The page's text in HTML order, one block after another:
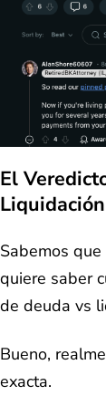
El
Sabemos
quiere saber
de deuda vs
Bueno,
exacta.